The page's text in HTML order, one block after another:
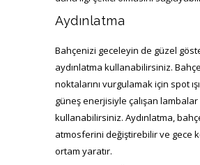
Aydınlatma
Bahçenizi geceleyin de güzel
aydınlatma kullanabilirsiniz.
noktalarını vurgulamak için spot
güneş enerjisiyle çalışan lambalar
kullanabilirsiniz. Aydınlatma,
atmosferini değiştirebilir ve gece
ortam yaratır.